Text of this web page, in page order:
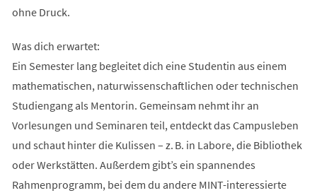
ohne Druck.
Was dich erwartet:
Ein Semester lang begleitet dich eine Studentin aus einem
mathematischen, naturwissenschaftlichen oder technischen
Studiengang als Mentorin. Gemeinsam nehmt ihr an
Vorlesungen und Seminaren teil, entdeckt das Campusleben
und schaut hinter die Kulissen – z. B. in Labore, die Bibliothek
oder Werkstätten. Außerdem gibt’s ein spannendes
Rahmenprogramm, bei dem du andere MINT-interessierte